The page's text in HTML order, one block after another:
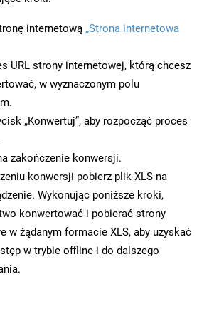
internetową „Strona internetowa
URL strony internetowej, którą chcesz
w wyznaczonym polu
„Konwertuj”, aby rozpocząć proces
zakończenie konwersji.
konwersji pobierz plik XLS na
Wykonując poniższe kroki,
konwertować i pobierać strony
w żądanym formacie XLS, aby uzyskać
w trybie offline i do dalszego